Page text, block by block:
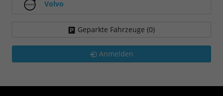
Volvo
Geparkte Fahrzeuge (0)
Anmelden